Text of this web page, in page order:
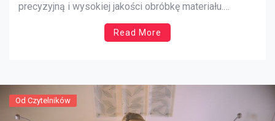
precyzyjną i wysokiej jakości obróbkę materiału.
Stworzyło to zupełnie nowe możliwości jeśli chodzi o
wykorzystanie sklejek. Z uwagi na swoje właściwości,
Read More
Od Czytelników